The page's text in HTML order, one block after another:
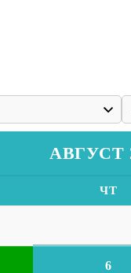
АВГУСТ
ЧТ
6